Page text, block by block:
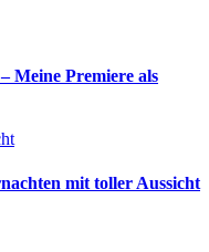
Meine Premiere als
mit toller Aussicht